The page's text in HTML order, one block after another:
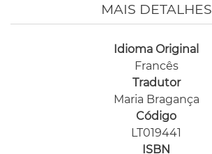
MAIS DETALHES
Idioma Original
Francês
Tradutor
Maria Bragança
Código
LT019441
ISBN